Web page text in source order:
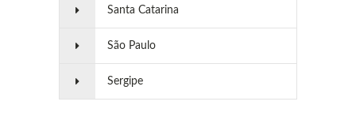
Santa Catarina
São Paulo
Sergipe